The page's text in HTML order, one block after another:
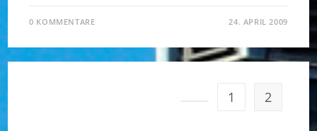
0 KOMMENTARE 24. APRIL 2009
1 2